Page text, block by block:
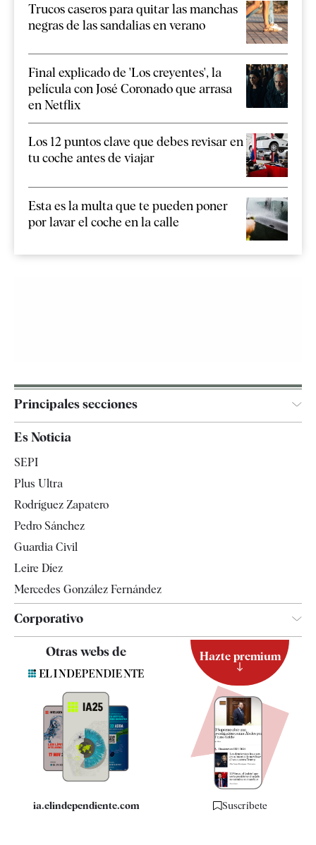
Trucos caseros para quitar las manchas
negras de las sandalias en verano
Final explicado de 'Los creyentes', la
película con José Coronado que arrasa
en Netflix
Los 12 puntos clave que debes revisar en
tu coche antes de viajar
Esta es la multa que te pueden poner
por lavar el coche en la calle
Principales secciones
España
Televisión
Es Noticia
SEPI
Plus Ultra
Rodríguez Zapatero
Pedro Sánchez
Guardia Civil
Leire Díez
Mercedes González Fernández
Corporativo
Contacto
Quiénes somos
Especificaciones
Otras webs de
ia.elindependiente.com
Hazte premium
Suscríbete